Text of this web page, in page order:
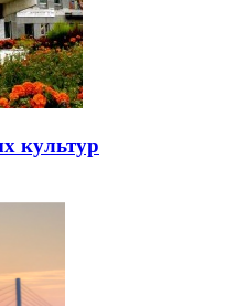
культур